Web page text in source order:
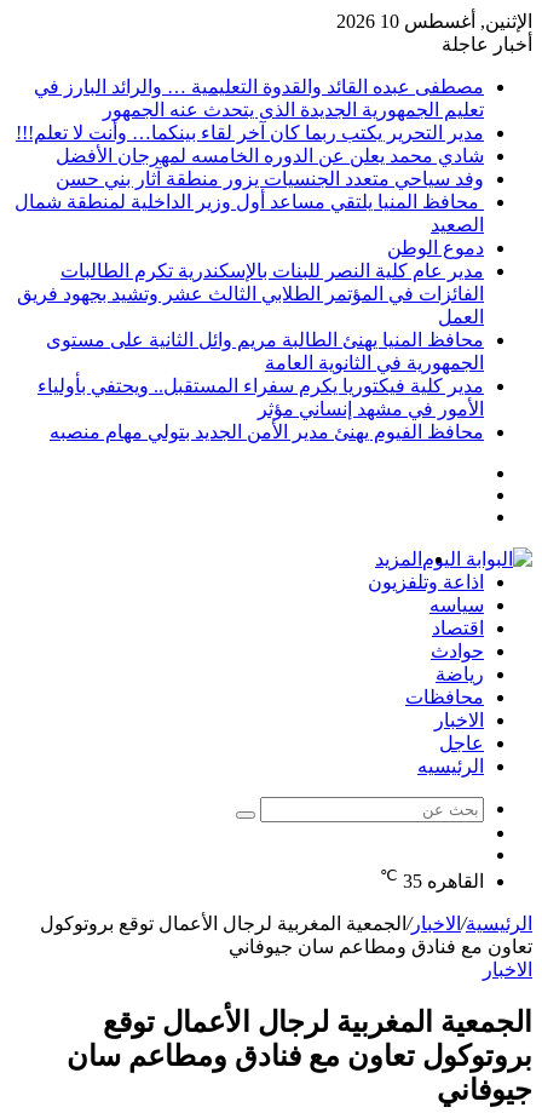
الإثنين, أغسطس 10 2026
أخبار عاجلة
مصطفى عبده القائد والقدوة التعليمية … والرائد البارز في
تعليم الجمهورية الجديدة الذى يتحدث عنه الجمهور
مدير التحرير يكتب ربما كان آخر لقاء بينكما… وأنت لا تعلم!!!
شادي محمد يعلن عن الدوره الخامسه لمهرجان الأفضل
وفد سياحي متعدد الجنسيات يزور منطقة آثار بني حسن
محافظ المنيا يلتقي مساعد أول وزير الداخلية لمنطقة شمال
الصعيد
دموع الوطن
مدير عام كلية النصر للبنات بالإسكندرية تكرم الطالبات
الفائزات في المؤتمر الطلابي الثالث عشر وتشيد بجهود فريق
العمل
محافظ المنيا يهنئ الطالبة مريم وائل الثانية على مستوى
الجمهورية في الثانوية العامة
مدير كلية فيكتوريا يكرم سفراء المستقبل.. ويحتفي بأولياء
الأمور في مشهد إنساني مؤثر
محافظ الفيوم يهنئ مدير الأمن الجديد بتولي مهام منصبه
المزيد
اذاعة وتلفزيون
سياسه
اقتصاد
حوادث
رياضة
محافظات
الاخبار
عاجل
الرئيسيه
بحث
عشوائي
القاهره 35
℃
الرئيسية/ الاخبار/ الجمعية المغربية لرجال الأعمال توقع بروتوكول
تعاون مع فنادق ومطاعم سان جيوفاني
الاخبار
الجمعية المغربية لرجال الأعمال توقع
بروتوكول تعاون مع فنادق ومطاعم سان
جيوفاني